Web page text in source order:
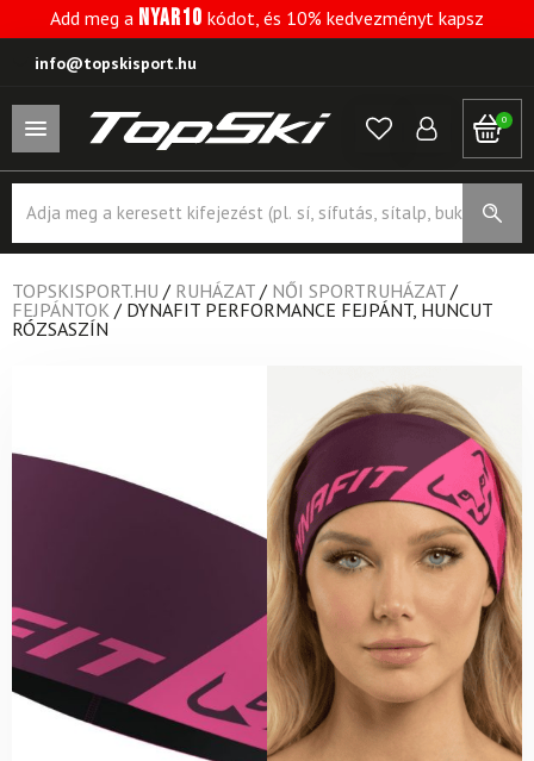
Add meg a NYAR10 kódot, és 10% kedvezményt kapsz
info@topskisport.hu
0
search
TOPSKISPORT.HU / RUHÁZAT / NŐI SPORTRUHÁZAT /
FEJPÁNTOK / DYNAFIT PERFORMANCE FEJPÁNT, HUNCUT
RÓZSASZÍN